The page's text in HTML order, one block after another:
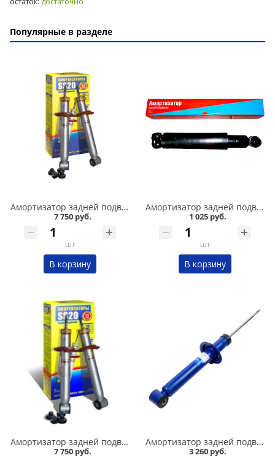
Популярные в разделе
Амортизатор задней подвески 2110,1118-19 /стандарт/ комплект, SS 20 в Омске
7 750 руб.
шт
В корзину
Амортизатор задней подвески 2101-07 Никон в Омске
1 025 руб.
шт
В корзину
Амортизатор задней подвески 2108-09 /стандарт/ комплект, SS 20 в Омске
7 750 руб.
Амортизатор задней подвески 2108-09 /комфорт/ газомасляный DEMFI в Омске
3 260 руб.